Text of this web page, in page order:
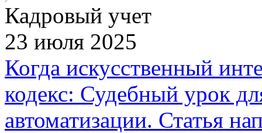
Кадровый учет
23 июля 2025
Когда искусственный
кодекс: Судебный урок
автоматизации. Статья